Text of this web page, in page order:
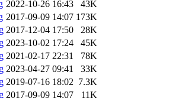
2022-10-26 16:43
43K
2017-09-09 14:07 173K
2017-12-04 17:50
28K
2023-10-02 17:24
45K
2021-02-17 22:31
78K
2023-04-27 09:41
33K
2019-07-16 18:02 7.3K
2017-09-09 14:07
11K